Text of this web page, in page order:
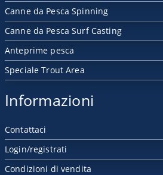
Canne da Pesca Spinning
Canne da Pesca Surf Casting
Anteprime pesca
Speciale Trout Area
Informazioni
Contattaci
Login/registrati
Condizioni di vendita